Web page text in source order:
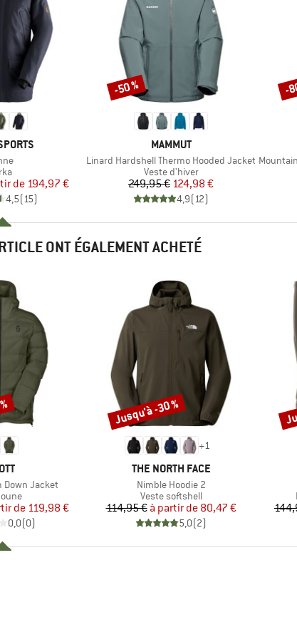
group
réduit
de 194,97 €
4,5(15)
MARQUE
MAMMUT
Article
Linard Hardshell Thermo Hooded Jacket
Product group
Veste d'hiver
Prix
249,95 €Prix réduit
124,98 €
4,9(12)
Remise
-50 %
Article
-
ONT ÉGALEMENT ACHETÉ
Down Jacket
group
réduit
de 119,98 €
0,0(0)
+1
MARQUE
THE NORTH FACE
Article
Nimble Hoodie 2
Product group
Veste softshell
Prix
114,95 € Prix réduit
à partir de 80,47 €
5,0(2)
Remise
Jusqu'à -30 %